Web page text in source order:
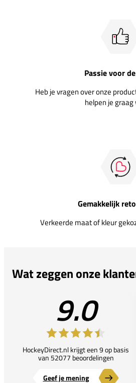
Passie voor
Heb je vragen over onze
helpen je graag
Gemakkelijk
Verkeerde maat of kleur
Wat zeggen onze
9.0
HockeyDirect.nl krijgt een 9 op basis
van 52077 beoordelingen
Geef je mening